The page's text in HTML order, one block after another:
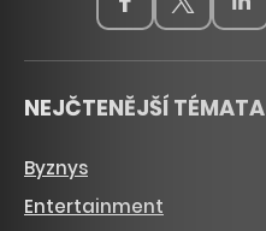
NEJČTENĚJŠÍ TÉMATA
Byznys
Entertainment